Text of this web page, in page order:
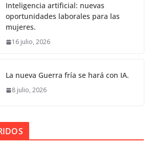
Inteligencia artificial: nuevas
oportunidades laborales para las
mujeres.
16 julio, 2026
La nueva Guerra fría se hará con IA.
8 julio, 2026